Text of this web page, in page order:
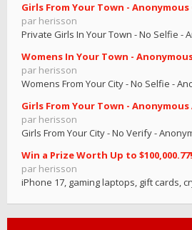
Girls From Your Town - Anonymous
par herisson
Private Girls In Your Town - No Selfie -
Womens In Your Town -
par herisson
Womens From Your City - No Selfie -
Girls From Your Town -
par herisson
Girls From Your City - No Verify -
Win a Prize Worth Up to $100,000.77!
par herisson
iPhone 17, gaming laptops, gift cards,